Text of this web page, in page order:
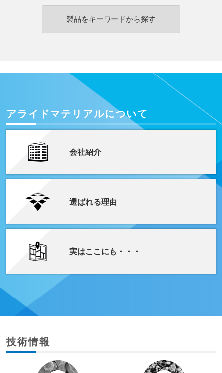
製品をキーワードから探す
アライドマテリアルについて
会社紹介
選ばれる理由
実はここにも・・・
技術情報